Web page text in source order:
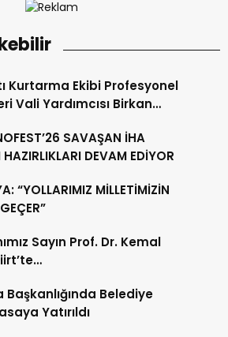
Kurtarma Ekibi Profesyonel
Vali Yardımcısı Birkan
SAVAŞAN İHA
DEVAM EDİYOR
“YOLLARIMIZ MİLLETİMİZİN
Sayın Prof. Dr. Kemal
Başkanlığında Belediye
Yatırıldı